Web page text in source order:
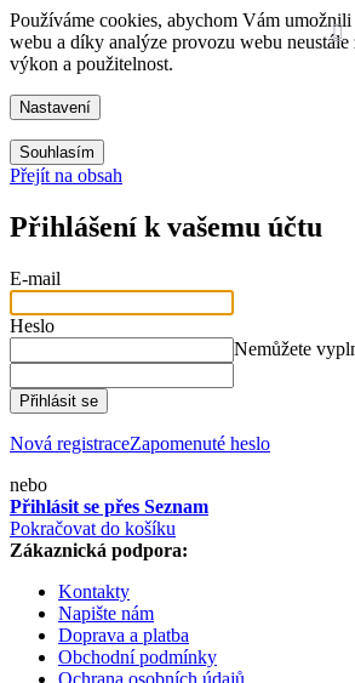
Používáme cookies, abychom Vám
webu a díky analýze provozu webu
výkon a použitelnost.
Nastavení
Souhlasím
Přejít na obsah
Přihlášení k vašemu účtu
E-mail
Heslo
Nemůžete
Přihlásit se
Nová registraceZapomenuté heslo
nebo
Přihlásit se přes Seznam
Pokračovat do košíku
Zákaznická podpora:
Kontakty
Napište nám
Doprava a platba
Obchodní podmínky
Ochrana osobních údajů